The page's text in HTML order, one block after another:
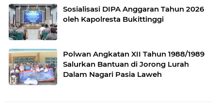
Sosialisasi DIPA Anggaran Tahun 2026
oleh Kapolresta Bukittinggi
Polwan Angkatan XII Tahun 1988/1989
Salurkan Bantuan di Jorong Lurah
Dalam Nagari Pasia Laweh